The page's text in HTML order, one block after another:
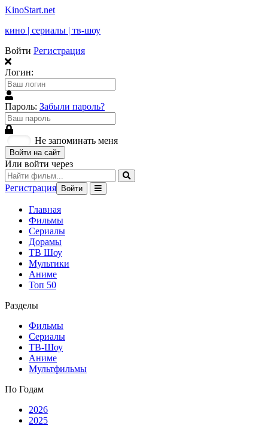
KinoStart.net
кино | сериалы | тв-шоу
Войти Регистрация
Логин:
Пароль: Забыли пароль?
Не запоминать меня
Войти на сайт
Или войти через
Регистрация Войти
Главная
Фильмы
Сериалы
Дорамы
ТВ Шоу
Мультики
Аниме
Топ 50
Разделы
Фильмы
Сериалы
ТВ-Шоу
Аниме
Мультфильмы
По Годам
2026
2025